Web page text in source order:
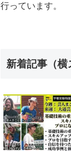
行っています。
新着記事（横